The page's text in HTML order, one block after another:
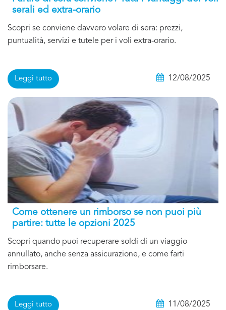
serali ed extra-orario
Scopri se conviene davvero volare di sera: prezzi,
puntualità, servizi e tutele per i voli extra-orario.
Leggi tutto 12/08/2025
Come ottenere un rimborso se non puoi più
partire: tutte le opzioni 2025
Scopri quando puoi recuperare soldi di un viaggio
annullato, anche senza assicurazione, e come farti
rimborsare.
Leggi tutto 11/08/2025